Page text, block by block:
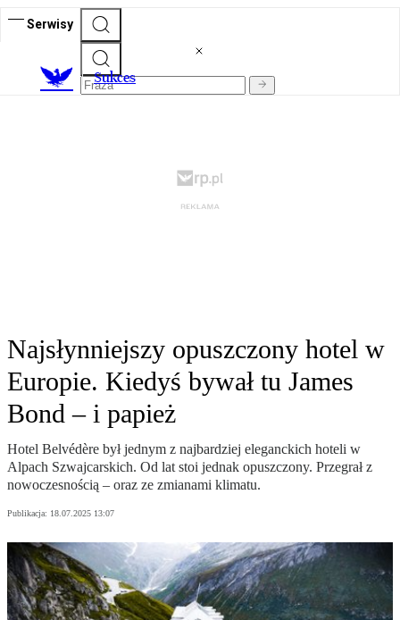
Serwisy
Sukces
Najsłynniejszy opuszczony hotel w
Europie. Kiedyś bywał tu James
Bond – i papież
Hotel Belvédère był jednym z najbardziej eleganckich hoteli w
Alpach Szwajcarskich. Od lat stoi jednak opuszczony. Przegrał z
nowoczesnością – oraz ze zmianami klimatu.
Publikacja: 18.07.2025 13:07